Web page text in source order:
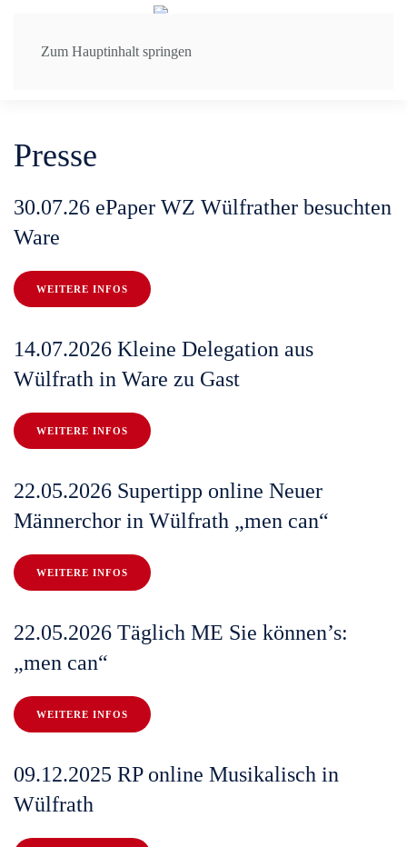
Zum Hauptinhalt springen
Presse
30.07.26 ePaper WZ Wülfrather besuchten
Ware
WEITERE INFOS
14.07.2026 Kleine Delegation aus
Wülfrath in Ware zu Gast
WEITERE INFOS
22.05.2026 Supertipp online Neuer
Männerchor in Wülfrath „men can“
WEITERE INFOS
22.05.2026 Täglich ME Sie können’s:
„men can“
WEITERE INFOS
09.12.2025 RP online Musikalisch in
Wülfrath